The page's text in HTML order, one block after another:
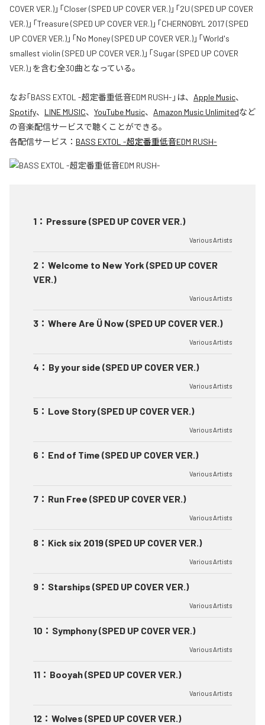
COVER VER.)」「Closer (SPED UP COVER VER.)」「2U (SPED UP COVER
VER.)」「Treasure (SPED UP COVER VER.)」「CHERNOBYL 2017 (SPED
UP COVER VER.)」「No Money (SPED UP COVER VER.)」「World's
smallest violin (SPED UP COVER VER.)」「Sugar (SPED UP COVER
VER.)」を含む全30曲となっている。
なお「BASS EXTOL -超定番重低音EDM RUSH- 」は、 Apple Music、
Spotify、 LINE MUSIC、 YouTube Music、 Amazon Music Unlimitedなど
の音楽配信サービスで聴くことができる。
各配信サービス： BASS EXTOL -超定番重低音EDM RUSH-
1 ： Pressure (SPED UP COVER VER.)
Various Artists
2 ： Welcome to New York (SPED UP COVER
VER.)
Various Artists
3 ： Where Are Ü Now (SPED UP COVER VER.)
Various Artists
4 ： By your side (SPED UP COVER VER.)
Various Artists
5 ： Love Story (SPED UP COVER VER.)
Various Artists
6 ： End of Time (SPED UP COVER VER.)
Various Artists
7 ： Run Free (SPED UP COVER VER.)
Various Artists
8 ： Kick six 2019 (SPED UP COVER VER.)
Various Artists
9 ： Starships (SPED UP COVER VER.)
Various Artists
10 ： Symphony (SPED UP COVER VER.)
Various Artists
11 ： Booyah (SPED UP COVER VER.)
Various Artists
12 ： Wolves (SPED UP COVER VER.)